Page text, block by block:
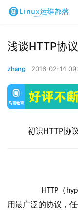
浅谈HTTP协
zhang 2016-02-14
初识HTTP协
HTTP （
用最广泛的协议，